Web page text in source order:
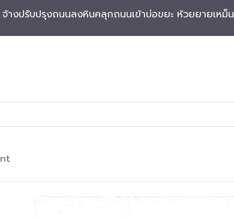
จ้างปรับปรุงถนนลงหินคลุกถนนเข้าบ่อขยะ ห้วยยายเหม็น